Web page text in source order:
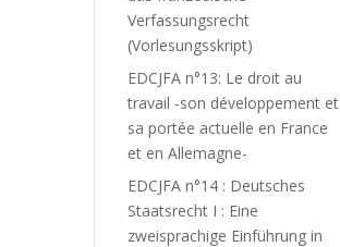
Verfassungsrecht
(Vorlesungsskript)
EDCJFA n°13: Le droit au
travail -son développement et
sa portée actuelle en France
et en Allemagne-
EDCJFA n°14 : Deutsches
Staatsrecht I : Eine
zweisprachige Einführung in